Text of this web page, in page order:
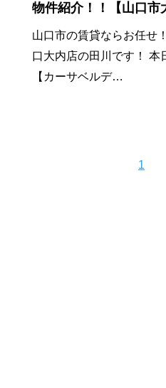
物件紹介！！【山口
山口市の賃貸ならお任せ
口大内店の田川です！ 本
【カーサベルデ…
1